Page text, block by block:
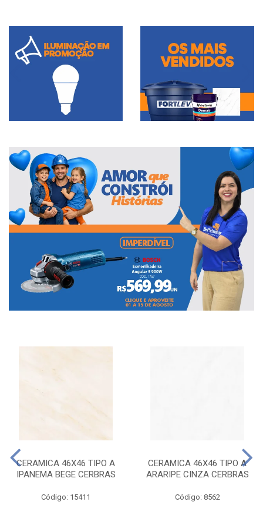
CERAMICA 46X46 TIPO A
IPANEMA BEGE CERBRAS
Código: 15411
CERAMICA 46X46 TIPO A
ARARIPE CINZA CERBRAS
Código: 8562